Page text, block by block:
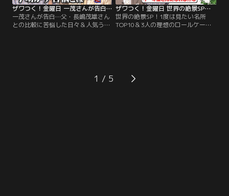
ザワつく！金曜日 一茂さんが告白…父・長嶋茂雄さんとの比較に苦悩した日々＆人気うどん店で“最強トッピング王決定戦”（2026/06/05放送分）
一茂さんが告白…父・長嶋茂雄さん
との比較に苦悩した日々＆人気うど
ドを 持つ少女と、14歳で“過酷すぎ
るレース”を制した少年が登場！
ザワつく！金曜日 世界の絶景SP！1度は見たい名所TOP10＆3人の理想のロールケーキを有名店が叶える！？！（2026/05/29放送分）
世界の絶景SP！1度は見たい名所
TOP10＆3人の理想のロールケーキ
ザワつくトリオへまさかのオファ
ー！？ちさ子、一茂、良純が本気で
1